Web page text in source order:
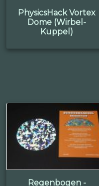
PhysicsHack Vortex
Dome (Wirbel-
Kuppel)
Regenbogen -